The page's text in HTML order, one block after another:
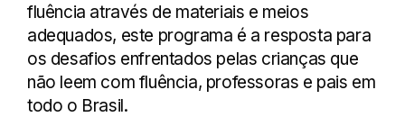
fluência através de materiais e meios
adequados, este programa é a resposta para
os desafios enfrentados pelas crianças que
não leem com fluência, professoras e pais em
todo o Brasil.